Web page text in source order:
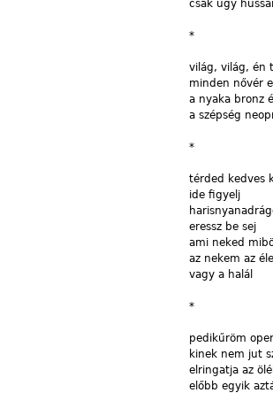
csak úgy
*
világ, világ, én
minden nővér
a nyaka bronz
a szépség
*
térded kedves
ide figyelj
eressz be sej
ami neked
az nekem az
vagy a halál
*
pedikűröm
kinek nem jut
elringatja az
előbb egyik